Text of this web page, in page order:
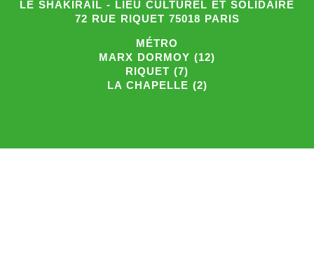
LE SHAKIRAIL - LIEU CULTUREL ET SOLIDAIRE
72 RUE RIQUET 75018 PARIS
MÉTRO
MARX DORMOY (12)
RIQUET (7)
LA CHAPELLE (2)